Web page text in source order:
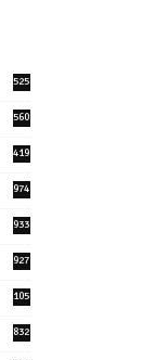
525
560
419
974
933
927
105
832